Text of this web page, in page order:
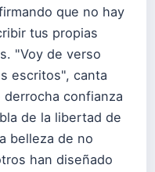
que no hay
tus propias
"Voy de verso
escritos", canta
confianza
de la libertad de
belleza de no
han diseñado